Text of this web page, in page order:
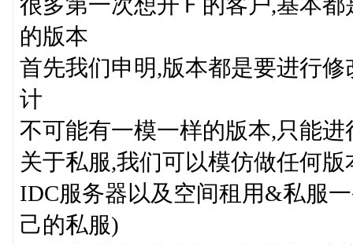
的版本
首先我们申明,版本都是要进行
计
不可能有一模一样的版本,只能
关于私服,我们可以模仿做任何
IDC服务器以及空间租用&私服
己的私服)